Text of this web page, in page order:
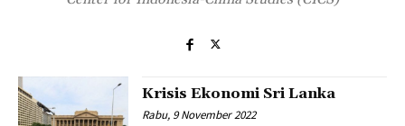
Krisis Ekonomi Sri Lanka
Rabu, 9 November 2022